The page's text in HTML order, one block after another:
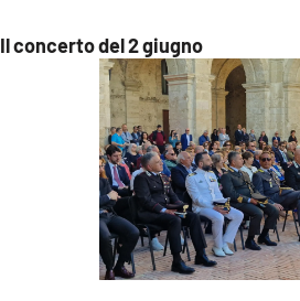
LACAPITALENEWS.IT
Il concerto del 2 giugno